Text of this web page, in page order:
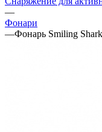
—
Фонари
—Фонарь Smiling